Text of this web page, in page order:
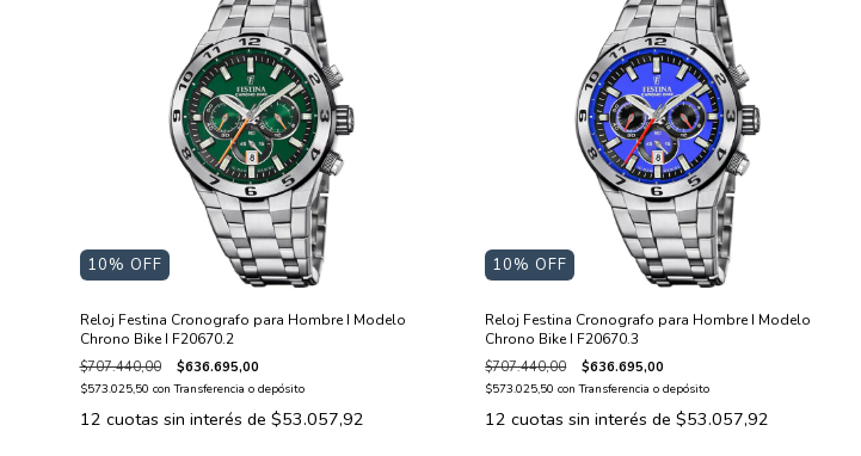
10% OFF
Reloj Festina Cronografo para Hombre I Modelo
Chrono Bike I F20670.2
$707.440,00 $636.695,00
$573.025,50 con Transferencia o depósito
12 cuotas sin interés de $53.057,92
10% OFF
Reloj Festina Cronografo para Hombre I Modelo
Chrono Bike I F20670.3
$707.440,00 $636.695,00
$573.025,50con Transferencia o depósito
12 cuotas sin interés de$53.057,92